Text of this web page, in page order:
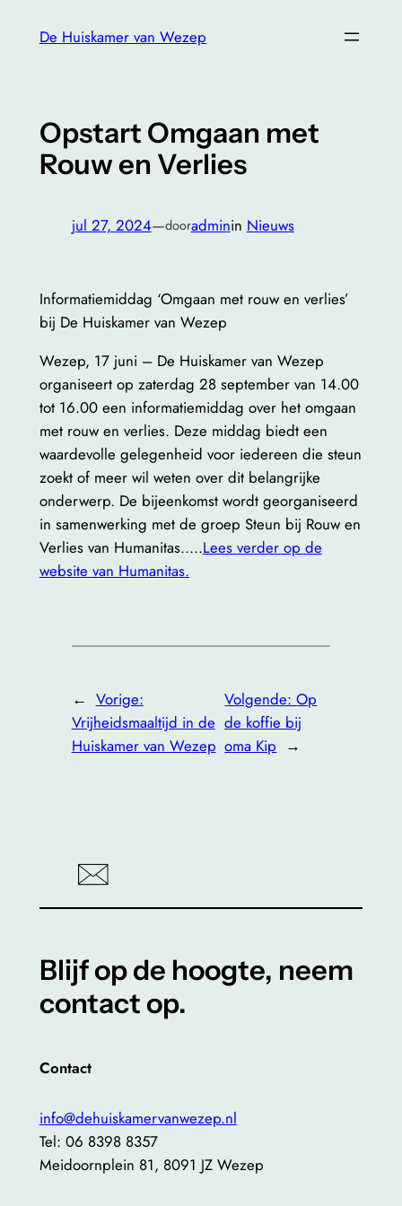
De Huiskamer van Wezep
Opstart Omgaan met
Rouw en Verlies
jul 27, 2024—dooradminin Nieuws
Informatiemiddag ‘Omgaan met rouw en verlies’
bij De Huiskamer van Wezep
Wezep, 17 juni – De Huiskamer van Wezep
organiseert op zaterdag 28 september van 14.00
tot 16.00 een informatiemiddag over het omgaan
met rouw en verlies. Deze middag biedt een
waardevolle gelegenheid voor iedereen die steun
zoekt of meer wil weten over dit belangrijke
onderwerp. De bijeenkomst wordt georganiseerd
in samenwerking met de groep Steun bij Rouw en
Verlies van Humanitas…..Lees verder op de
website van Humanitas.
← Vorige:
Vrijheidsmaaltijd in de
Huiskamer van Wezep
Volgende:Op
de koffie bij
oma Kip →
Blijf op de hoogte, neem
contact op.
Contact
info@dehuiskamervanwezep.nl
Tel: 06 8398 8357
Meidoornplein 81, 8091 JZ Wezep